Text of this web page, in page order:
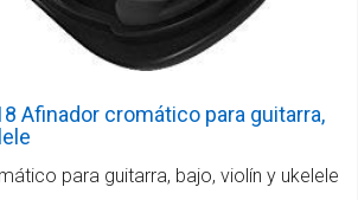
Afinador cromático para guitarra,
para guitarra, bajo, violín y ukelele